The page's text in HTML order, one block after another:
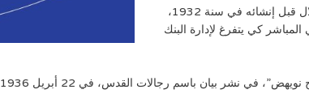
كان عبد الحميد شومان صديقاً حميماً لمعظم أعضاء حزب الاستقلال قبل إنشائه في سنة 1932،
كي يتفرغ لإدارة البنك